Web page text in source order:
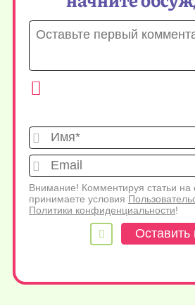
Внимание! Комментируя статьи на
принимаете условия
Политики конфиденциальности!